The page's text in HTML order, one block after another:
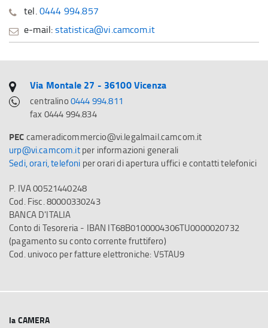
tel.0444 994.857
e-mail:statistica@vi.camcom.it
Via Montale 27 - 36100 Vicenza
centralino0444 994.811
fax 0444 994.834
PECcameradicommercio@vi.legalmail.camcom.it
urp@vi.camcom.itper informazioni generali
Sedi, orari, telefoni per orari di apertura uffici e contatti telefonici
P. IVA 00521440248
Cod. Fisc. 80000330243
BANCA D'ITALIA
Conto di Tesoreria - IBAN IT68B0100004306TU0000020732
(pagamento su conto corrente fruttifero)
Cod. univoco per fatture elettroniche: V5TAU9
la CAMERA